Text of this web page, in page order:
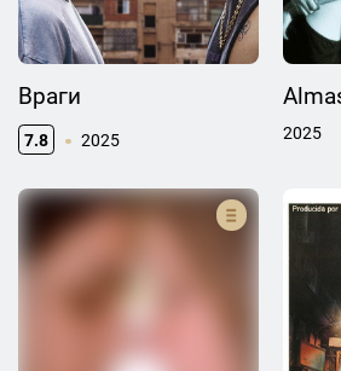
Враги
7.8 2025 2025